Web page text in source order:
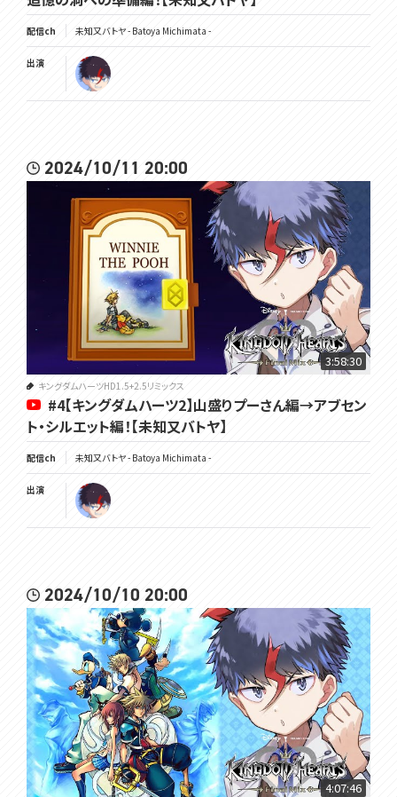
配信ch 未知又バトヤ - Batoya Michimata -
出演
2024/10/11 20:00
3:58:30
キングダムハーツHD1.5+2.5リミックス
#4【キングダムハーツ2】山盛りプーさん編→アブセン
ト・シルエット編！【未知又バトヤ】
配信ch 未知又バトヤ - Batoya Michimata -
出演
2024/10/10 20:00
4:07:46